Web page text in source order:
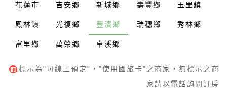
花蓮市 吉安鄉 新城鄉 壽豐鄉 玉里鎮
鳳林鎮 光復鄉 豐濱鄉 瑞穗鄉 秀林鄉
富里鄉 萬榮鄉 卓溪鄉
標示為"可線上預定"，"使用國旅卡"之商家，無標示之商
家請以電話詢問訂房